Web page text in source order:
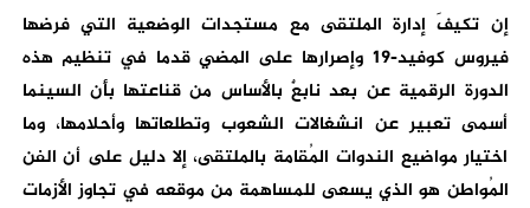
إن تكيفَ إدارة الملتقى مع مستجدات الوضعية التي فرضها
فيروس كوفيد-19 وإصرارها على المضي قدما في تنظيم هذه
الدورة الرقمية عن بعد نابعٌ بالأساس من قناعتها بأن السينما
أسمى تعبير عن انشغالات الشعوب وتطلعاتها وأحلامها، وما
اختيار مواضيع الندوات المُقامة بالملتقى، إلا دليل على أن الفن
المُواطن هو الذي يسعى للمساهمة من موقعه في تجاوز الأزمات